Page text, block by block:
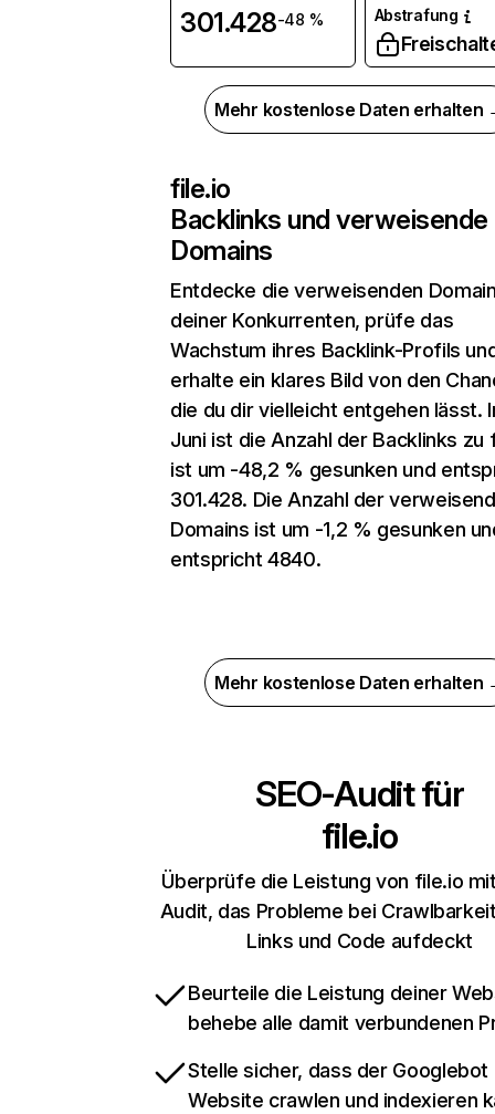
301.428-48 %
Abstrafung
Mehr kostenlose Daten erhalten
file.io
Backlinks und verweisende
Domains
Entdecke die verweisenden
deiner Konkurrenten, prüfe das
Wachstum ihres Backlink-Profils
erhalte ein klares Bild von den
die du dir vielleicht entgehen lässt.
Juni ist die Anzahl der Backlinks zu
ist um -48,2 % gesunken und
301.428. Die Anzahl der
Domains ist um -1,2 % gesunken
entspricht 4840.
Mehr kostenlose Daten erhalten
SEO-Audit für
file.io
Überprüfe die Leistung von file.io
Audit, das Probleme bei
Links und Code aufdeckt
Beurteile die Leistung deiner
behebe alle damit verbundenen
Stelle sicher, dass der Googlebot
Website crawlen und indexieren